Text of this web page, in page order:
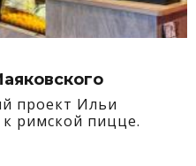
проект Ильи
римской пицце.